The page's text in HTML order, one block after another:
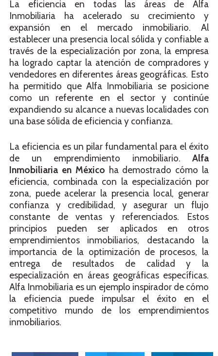
La eficiencia en todas las áreas de Alfa
Inmobiliaria ha acelerado su crecimiento y
expansión en el mercado inmobiliario. Al
establecer una presencia local sólida y confiable a
través de la especialización por zona, la empresa
ha logrado captar la atención de compradores y
vendedores en diferentes áreas geográficas. Esto
ha permitido que Alfa Inmobiliaria se posicione
como un referente en el sector y continúe
expandiendo su alcance a nuevas localidades con
una base sólida de eficiencia y confianza.
La eficiencia es un pilar fundamental para el éxito
de un emprendimiento inmobiliario. Alfa
Inmobiliaria en México ha demostrado cómo la
eficiencia, combinada con la especialización por
zona, puede acelerar la presencia local, generar
confianza y credibilidad, y asegurar un flujo
constante de ventas y referenciados. Estos
principios pueden ser aplicados en otros
emprendimientos inmobiliarios, destacando la
importancia de la optimización de procesos, la
entrega de resultados de calidad y la
especialización en áreas geográficas específicas.
Alfa Inmobiliaria es un ejemplo inspirador de cómo
la eficiencia puede impulsar el éxito en el
competitivo mundo de los emprendimientos
inmobiliarios.